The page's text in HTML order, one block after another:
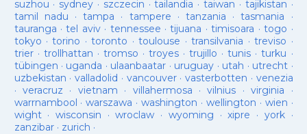
suzhou · sydney · szczecin ·tailandia ·taiwan · tajikistan ·
tamil nadu ·tampa · tampere · tanzania ·tasmania ·
tauranga ·tel aviv· tennessee ·tijuana ·timisoara ·togo ·
tokyo ·torino ·toronto ·toulouse ·transilvania ·treviso ·
trier· trollhattan · tromso · troyes·trujillo ·tunis ·turku ·
tübingen · uganda · ulaanbaatar · uruguay · utah · utrecht ·
uzbekistan · valladolid · vancouver· vasterbotten · venezia
· veracruz · vietnam · villahermosa ·vilnius ·virginia ·
warrnambool ·warszawa ·washington · wellington · wien ·
wight· wisconsin ·wroclaw · wyoming ·xipre · york·
zanzibar· zurich ·